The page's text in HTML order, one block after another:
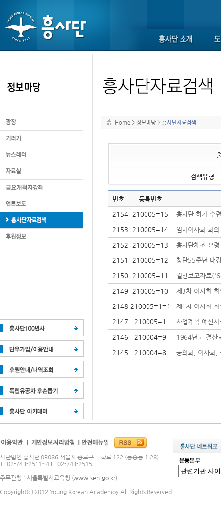
Home > 정보마당 > 흥사단자료검색
검색유형
번호 등록번호
2154 210005=15 흥사단 하기 수
2153 210005=14 임시이사회 회
2152 210005=13 흥사단체조 요령
2151 210005=12 창단55주년 대
2150 210005=11 결산보고자료
2149 210005=10 제3차 이사회 회
2148 210005=1=1 제1차 이사회
2147 210005=1 사업계획.예산
2146 210004=9 1964년도 결산
2145 210004=8 공의회, 이사회,
사단법인 흥사단 03086 서울시 종로구 대학로 122 (동숭동 1-28)
T. 02-743-2511~4 F. 02-743-2515
주무관청 : 서울특별시교육청 (www.sen.go.kr)
Copyright(c) 2012 Young Korean Academoy All Rights Reserved.